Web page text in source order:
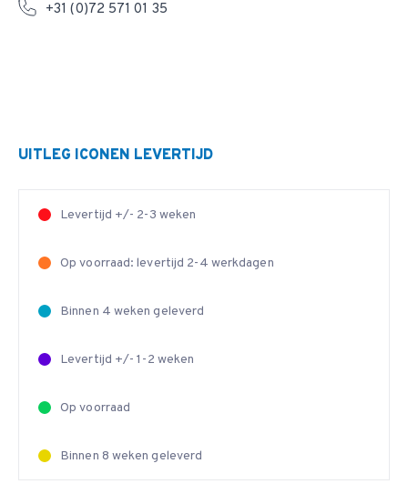
+31 (0)72 571 01 35
UITLEG ICONEN LEVERTIJD
Levertijd +/- 2-3 weken
Op voorraad: levertijd 2-4 werkdagen
Binnen 4 weken geleverd
Levertijd +/- 1-2 weken
Op voorraad
Binnen 8 weken geleverd